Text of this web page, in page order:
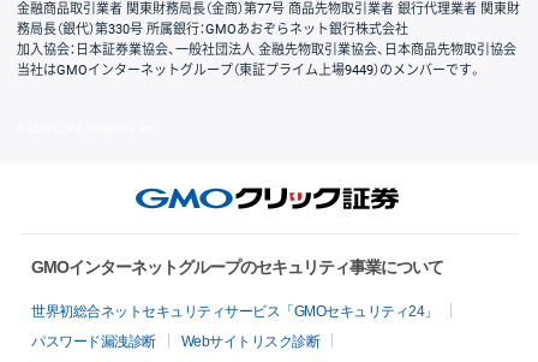
金融商品取引業者 関東財務局長（金商）第77号 商品先物取引業者 銀行代理業者 関東財
務局長（銀代）第330号 所属銀行：GMOあおぞらネット銀行株式会社
加入協会：日本証券業協会、一般社団法人 金融先物取引業協会、日本商品先物取引協会
当社はGMOインターネットグループ（東証プライム上場9449）のメンバーです。
GMOインターネットグループのセキュリティ事業について
世界初総合ネットセキュリティサービス「GMOセキュリティ24」
パスワード漏洩診断
Webサイトリスク診断